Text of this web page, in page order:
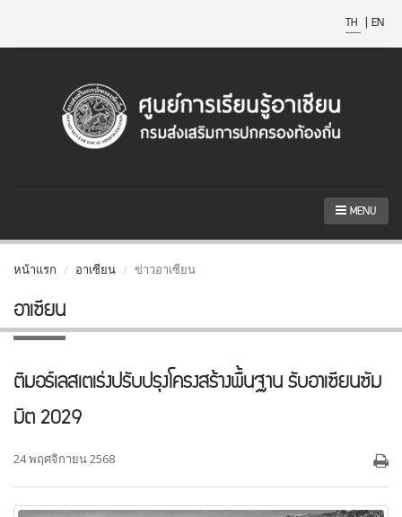
TH | EN
MENU
หน้าแรก อาเซียน ข่าวอาเซียน
อาเซียน
ติมอร์เลสเตเร่งปรับปรุงโครงสร้างพื้นฐาน รับอาเซียนซัม
มิต 2029
24 พฤศจิกายน 2568